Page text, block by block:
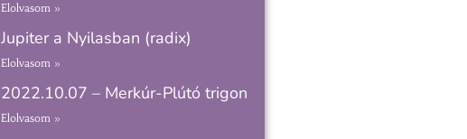
Elolvasom »
Jupiter a Nyilasban (radix)
Elolvasom »
2022.10.07 – Merkúr-Plútó trigon
Elolvasom »